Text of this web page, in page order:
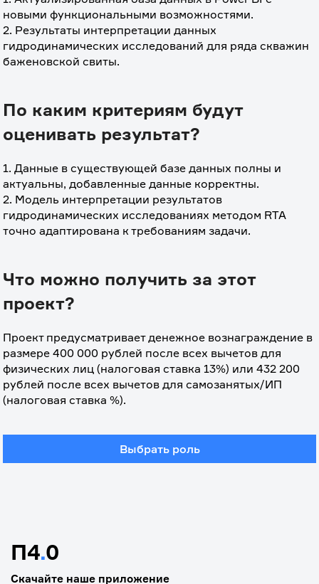
новыми функциональными возможностями.
2. Результаты интерпретации данных
гидродинамических исследований для ряда скважин
баженовской свиты.
По каким критериям будут
оценивать результат?
1. Данные в существующей базе данных полны и
актуальны, добавленные данные корректны.
2. Модель интерпретации результатов
гидродинамических исследованиях методом RTA
точно адаптирована к требованиям задачи.
Что можно получить за этот
проект?
Проект предусматривает денежное вознаграждение в
размере 400 000 рублей после всех вычетов для
физических лиц (налоговая ставка 13%) или 432 200
рублей после всех вычетов для самозанятых/ИП
(налоговая ставка %).
Выбрать роль
П4.0
Скачайте наше приложение